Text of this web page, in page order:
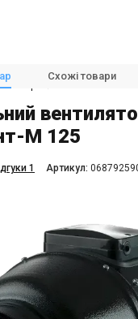
Вентилятори
Вентс ТТ
Схожі товари
М 125
1 Aртикул: